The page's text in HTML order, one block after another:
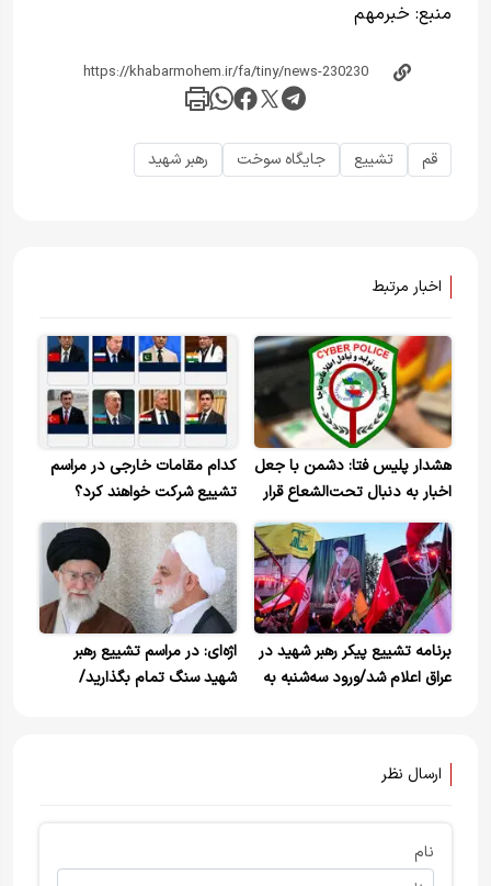
منبع: خبر‌مهم
قم تشییع جایگاه سوخت رهبر شهید
اخبار مرتبط
هشدار پلیس فتا: دشمن با جعل
اخبار به دنبال تحت‌الشعاع قرار
دادن مراسم تشییع رهبر شهید
است
کدام مقامات خارجی در مراسم
تشییع شرکت خواهند کرد؟
+ویدیو
برنامه تشییع پیکر رهبر شهید در
عراق اعلام شد/ورود سه‌شنبه به
اژه‌ای: در مراسم تشییع رهبر
شهید سنگ تمام بگذارید/
ارسال نظر
نام